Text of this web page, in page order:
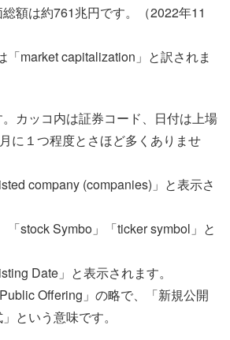
額は約761兆円です。（2022年11
「market capitalization」と訳されま
カッコ内は証券コード、日付は上場
に１つ程度とさほど多くありませ
company (companies)」と表示さ
「stock Symbo」「ticker symbol」と
Date」と表示されます。
Offering」の略で、「新規公開
という意味です。